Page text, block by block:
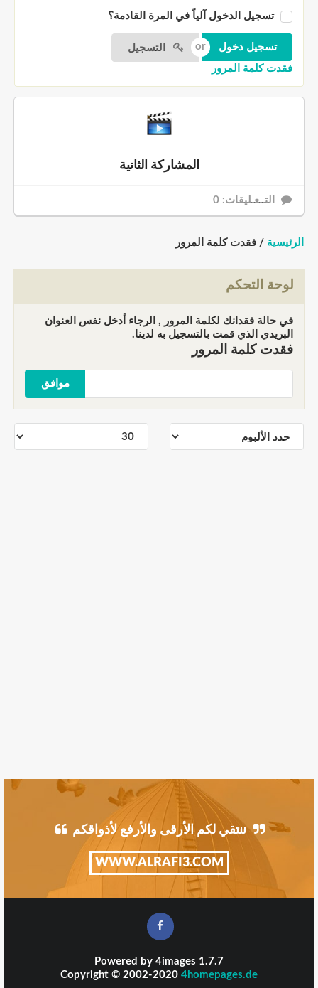
تسجيل الدخول آلياً في المرة القادمة؟
التسجيل
فقدت كلمة المرور
المشاركة الثانية
التــعـليقات: 0
الرئيسية / فقدت كلمة المرور
لوحة التحكم
في حالة فقدانك لكلمة المرور , الرجاء أدخل نفس العنوان
البريدي الذي قمت بالتسجيل به لدينا.
فقدت كلمة المرور
موافق
ننتقي لكم الأرقى والأرفع لأذواقكم
WWW.ALRAFI3.COM
Powered by 4images 1.7.7
Copyright © 2002-2020 4homepages.de